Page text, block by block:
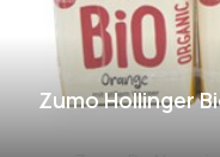
Zumo Hollinger